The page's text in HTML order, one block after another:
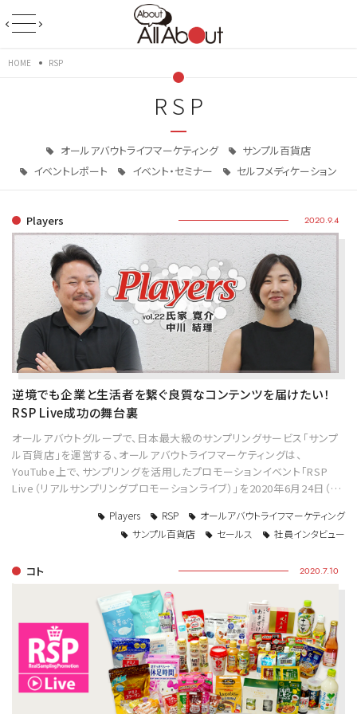
HOME RSP
RSP
オールアバウトライフマーケティング
サンプル百貨店
イベントレポート
イベント・セミナー セルフメディケーション
Players 2020.9.4
逆境でも企業と生活者を繋ぐ良質なコンテンツを届けたい！
RSP Live成功の舞台裏
オールアバウトグループで、日本最大級のサンプリングサービス「サンプ
ル百貨店」を運営する、オールアバウトライフマーケティングは、
YouTube上で、サンプリングを活用したプロモーションイベント「RSP
Live（リアルサンプリングプロモーションライブ）」を2020年6月24日（…
Players RSP
オールアバウトライフマーケティング
サンプル百貨店
セールス 社員インタビュー
コト 2020.7.10